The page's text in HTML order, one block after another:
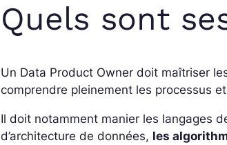
Quels sont
Un Data Product Owner doit maîtriser
comprendre pleinement les processus
Il doit notamment manier les langages
d’architecture de données, les